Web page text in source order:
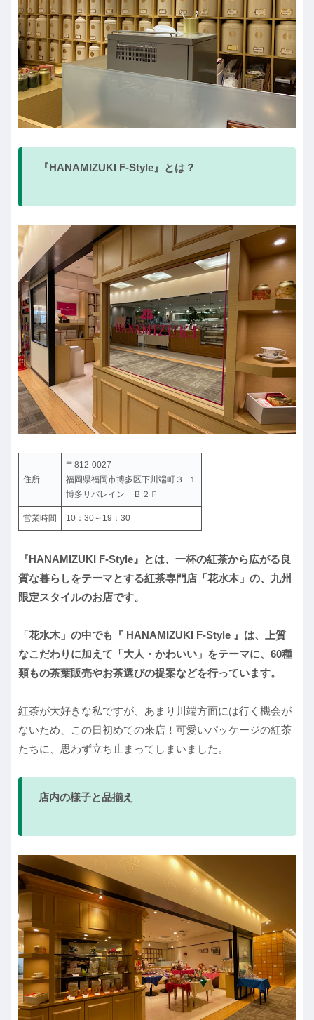
『HANAMIZUKI F-Style』とは？
住所
〒812-0027
福岡県福岡市博多区下川端町３−１
博多リバレイン Ｂ２Ｆ
営業時間 10：30～19：30
『HANAMIZUKI F-Style』とは、一杯の紅茶から広がる良
質な暮らしをテーマとする紅茶専門店「花水木」の、九州
限定スタイルのお店です。
「花水木」の中でも『 HANAMIZUKI F-Style 』は、上質
なこだわりに加えて「大人・かわいい」をテーマに、60種
類もの茶葉販売やお茶選びの提案などを行っています。
紅茶が大好きな私ですが、あまり川端方面には行く機会が
ないため、この日初めての来店！可愛いパッケージの紅茶
たちに、思わず立ち止まってしまいました。
店内の様子と品揃え